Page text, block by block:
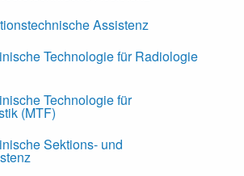
Assistenz
Technologie für Radiologie
Technologie für
(MTF)
Sektions- und